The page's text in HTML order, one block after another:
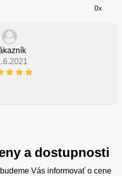
0x
a dostupnosti
Vás informovať o cene